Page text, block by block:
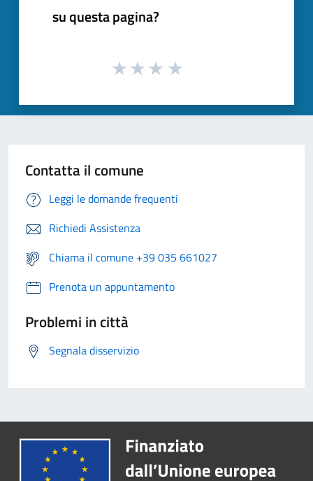
su questa pagina?
Contatta il comune
Leggi le domande frequenti
Richiedi Assistenza
Chiama il comune +39 035 661027
Prenota un appuntamento
Problemi in città
Segnala disservizio